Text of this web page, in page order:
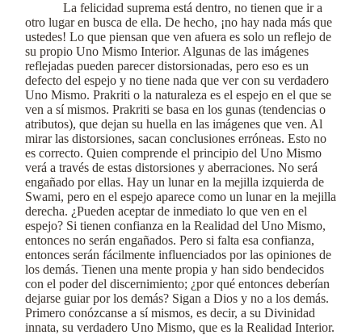
La felicidad suprema está dentro, no tienen que ir a
otro lugar en busca de ella. De hecho, ¡no hay nada más que
ustedes! Lo que piensan que ven afuera es solo un reflejo de
su propio Uno Mismo Interior. Algunas de las imágenes
reflejadas pueden parecer distorsionadas, pero eso es un
defecto del espejo y no tiene nada que ver con su verdadero
Uno Mismo. Prakriti o la naturaleza es el espejo en el que se
ven a sí mismos. Prakriti se basa en los gunas (tendencias o
atributos), que dejan su huella en las imágenes que ven. Al
mirar las distorsiones, sacan conclusiones erróneas. Esto no
es correcto. Quien comprende el principio del Uno Mismo
verá a través de estas distorsiones y aberraciones. No será
engañado por ellas. Hay un lunar en la mejilla izquierda de
Swami, pero en el espejo aparece como un lunar en la mejilla
derecha. ¿Pueden aceptar de inmediato lo que ven en el
espejo? Si tienen confianza en la Realidad del Uno Mismo,
entonces no serán engañados. Pero si falta esa confianza,
entonces serán fácilmente influenciados por las opiniones de
los demás. Tienen una mente propia y han sido bendecidos
con el poder del discernimiento; ¿por qué entonces deberían
dejarse guiar por los demás? Sigan a Dios y no a los demás.
Primero conózcanse a sí mismos, es decir, a su Divinidad
innata, su verdadero Uno Mismo, que es la Realidad Interior.